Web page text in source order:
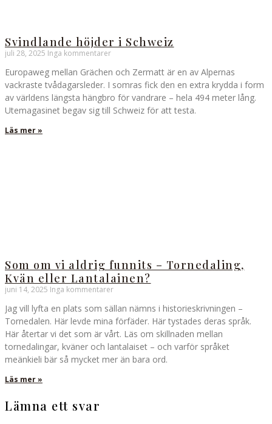
Svindlande höjder i Schweiz
juli 28, 2025 Inga kommentarer
Europaweg mellan Grächen och Zermatt är en av Alpernas
vackraste tvådagarsleder. I somras fick den en extra krydda i form
av världens längsta hängbro för vandrare – hela 494 meter lång.
Utemagasinet begav sig till Schweiz för att testa.
Läs mer »
Som om vi aldrig funnits – Tornedaling,
Kvän eller Lantalainen?
juni 14, 2025 Inga kommentarer
Jag vill lyfta en plats som sällan nämns i historieskrivningen –
Tornedalen. Här levde mina förfäder. Här tystades deras språk.
Här återtar vi det som är vårt. Läs om skillnaden mellan
tornedalingar, kväner och lantalaiset – och varför språket
meänkieli bär så mycket mer än bara ord.
Läs mer »
Lämna ett svar